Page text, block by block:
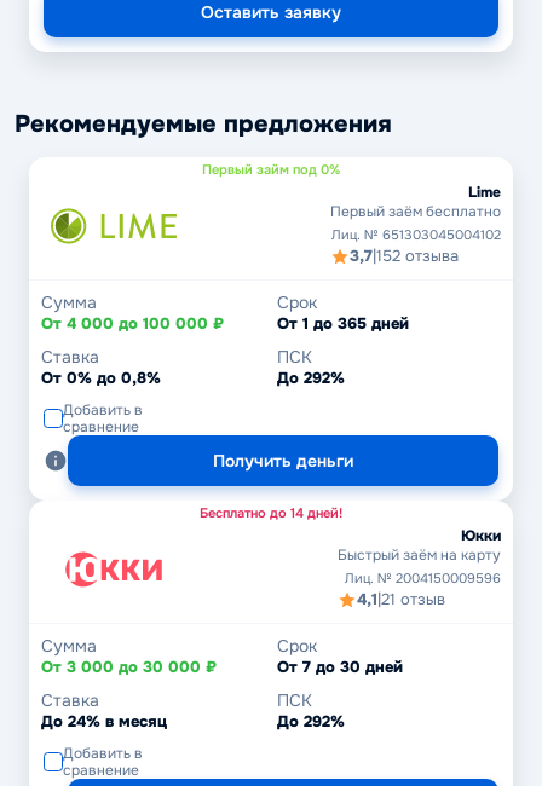
Оставить заявку
Рекомендуемые предложения
Первый займ под 0%
Lime
Первый заём бесплатно
Лиц. № 651303045004102
3,7|152 отзыва
Сумма
От 4 000 до 100 000 ₽
Срок
От 1 до 365 дней
Ставка
От 0% до 0,8%
ПСК
До 292%
Добавить в
сравнение
Получить деньги
Бесплатно до 14 дней!
Юкки
Быстрый заём на карту
Лиц. № 2004150009596
4,1|21 отзыв
Сумма
От 3 000 до 30 000 ₽
Срок
От 7 до 30 дней
Ставка
До 24% в месяц
ПСК
До 292%
Добавить в
сравнение